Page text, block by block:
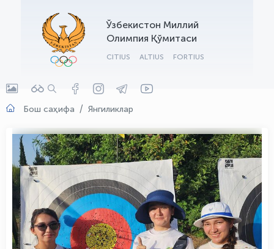
Ўзбекистон Миллий
Олимпия Қўмитаси
CITIUS ALTIUS FORTIUS
Бош саҳифа Янгиликлар
OLYMPCHIK AI - yordamchi
Онлайн · olympic.uz